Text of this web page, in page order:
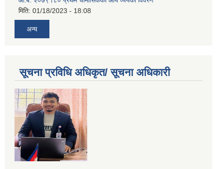
मिति: 01/18/2023 - 18:08
अन्य
सूचना प्रविधि अधिकृत/ सूचना अधिकारी